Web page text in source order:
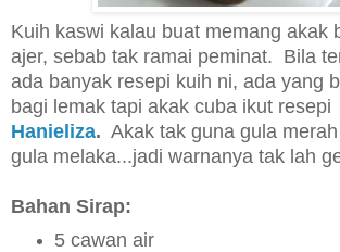
Kuih kaswi kalau buat memang akak
ajer, sebab tak ramai peminat. Bila
ada banyak resepi kuih ni, ada yang
bagi lemak tapi akak cuba ikut resepi
Hanieliza. Akak tak guna gula
gula melaka...jadi warnanya tak lah
Bahan Sirap:
5 cawan air